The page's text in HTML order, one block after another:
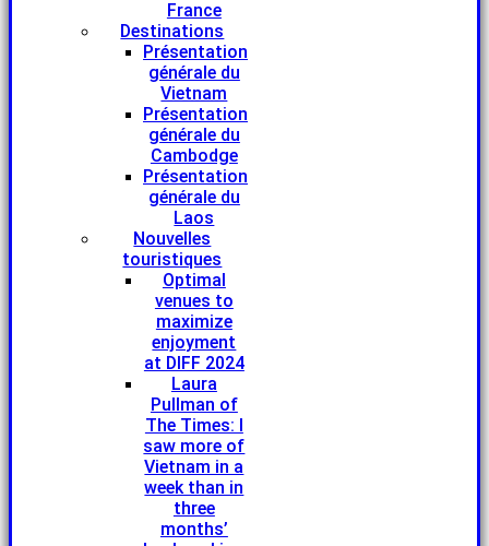
France
Destinations
Présentation
générale du
Vietnam
Présentation
générale du
Cambodge
Présentation
générale du
Laos
Nouvelles
touristiques
Optimal
venues to
maximize
enjoyment
at DIFF 2024
Laura
Pullman of
The Times: I
saw more of
Vietnam in a
week than in
three
months’